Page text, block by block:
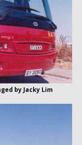
by Jacky Lim